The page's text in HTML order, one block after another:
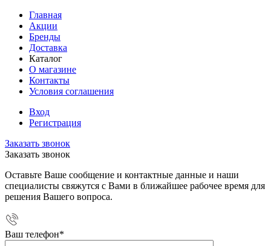
Главная
Акции
Бренды
Доставка
Каталог
О магазине
Контакты
Условия соглашения
Вход
Регистрация
Заказать звонок
Заказать звонок
Оставьте Ваше сообщение и контактные данные и наши
специалисты свяжутся с Вами в ближайшее рабочее время для
решения Вашего вопроса.
Ваш телефон*